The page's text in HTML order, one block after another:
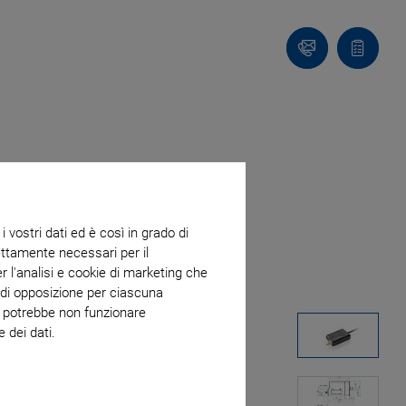
vostri dati ed è così in grado di
necessari per il
l'analisi e cookie di marketing che
opposizione per ciascuna
non funzionare
dei dati.
ContattoCarrello